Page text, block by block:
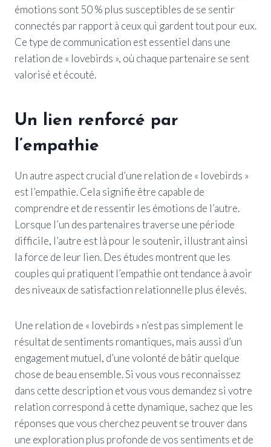
émotions sont 50 % plus susceptibles de se sentir
connectés par rapport à ceux qui gardent tout pour eux.
Ce type de communication est essentiel dans une
relation de « lovebirds », où chaque partenaire se sent
valorisé et écouté.
Un lien renforcé par
l’empathie
Un autre aspect crucial d’une relation de « lovebirds »
est l’empathie. Cela signifie être capable de
comprendre et de ressentir les émotions de l’autre.
Lorsque l’un des partenaires traverse une période
difficile, l’autre est là pour le soutenir, illustrant ainsi
la force de leur lien. Des études montrent que les
couples qui pratiquent l’empathie ont tendance à avoir
des niveaux de satisfaction relationnelle plus élevés.
Une relation de « lovebirds » n’est pas simplement le
résultat de sentiments romantiques, mais aussi d’un
engagement mutuel, d’une volonté de bâtir quelque
chose de beau ensemble. Si vous vous reconnaissez
dans cette description et vous vous demandez si votre
relation correspond à cette dynamique, sachez que les
réponses que vous cherchez peuvent se trouver dans
une exploration plus profonde de vos sentiments et de